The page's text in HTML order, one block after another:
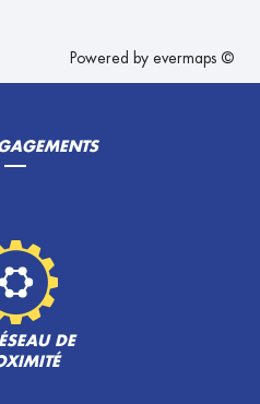
Powered by evermaps ©
DE